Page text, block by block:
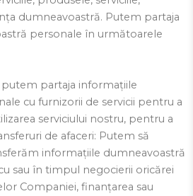
dumneavoastră. Putem partaja
personale în următoarele
putem partaja informațiile
cu furnizorii de servicii pentru a
serviciului nostru, pentru a
de afaceri: Putem să
informațiile dumneavoastră
sau în timpul negocierii oricărei
Companiei, finanțarea sau